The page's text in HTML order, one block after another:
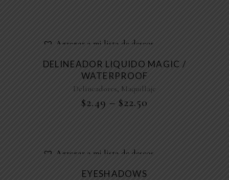
Agregar a mi lista de deseos
DELINEADOR LIQUIDO MAGIC /
WATERPROOF
Delineadores, Maquillaje
$2.49 – $22.50
Agregar a mi lista de deseos
EYESHADOWS